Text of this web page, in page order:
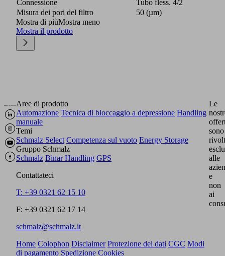
Connessione
Tubo fless. 4/2
Misura dei pori del filtro
50 (µm)
Mostra di piùMostra meno
Mostra il prodotto
Aree di prodotto
Automazione Tecnica di bloccaggio a depressione Handling
manuale
Temi
Schmalz Select Competenza sul vuoto Energy Storage
Gruppo Schmalz
Schmalz Binar Handling GPS
Contattateci
T: +39 0321 62 15 10
F: +39 0321 62 17 14
schmalz@schmalz.it
Le
sono
alle
e
non
ai
Home Colophon Disclaimer Protezione dei dati CGC Modi
di pagamento Spedizione Cookies